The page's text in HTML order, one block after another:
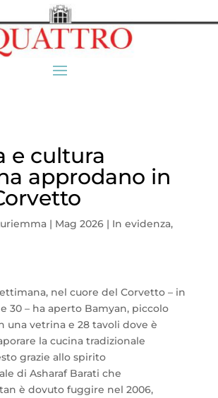
e cultura
approdano in
| Mag 2026| In evidenza,
nel cuore del Corvetto – in
30 – ha aperto Bamyan, piccolo
una vetrina e 28 tavoli dove è
la cucina tradizionale
grazie allo spirito
di Asharaf Barati che
è dovuto fuggire nel 2006,